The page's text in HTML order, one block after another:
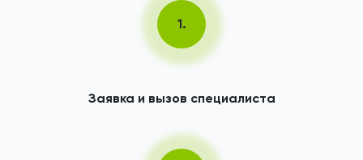
1.
Заявка и вызов специалиста